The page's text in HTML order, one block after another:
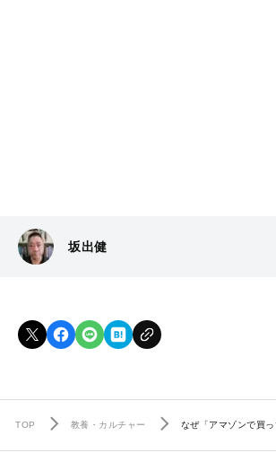
坂出健
TOP 教養・カルチャー なぜ「アマゾンで買